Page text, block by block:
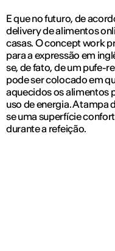
E que no futuro, de
delivery de alimentos
casas. O concept work
para a expressão em
se, de fato, de um pufe-
pode ser colocado em
aquecidos os alimentos
uso de energia. A tampa
se uma superfície
durante a refeição.